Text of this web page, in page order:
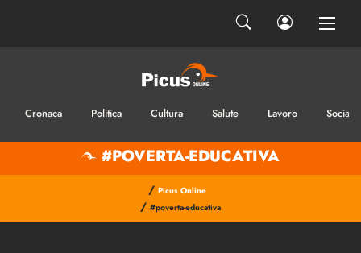
Cronaca Politica Cultura Salute Lavoro Sociale
#POVERTA-EDUCATIVA
/ Picus Online
/ #poverta-educativa